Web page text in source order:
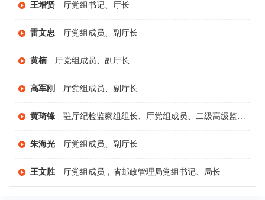
王增贤 厅党组书记、厅长
雷文忠 厅党组成员、副厅长
黄楠 厅党组成员、副厅长
高军刚 厅党组成员、副厅长
黄琦锋 驻厅纪检监察组组长、厅党组成员、二级高级监察官
朱海光 厅党组成员、副厅长
王文胜 厅党组成员，省邮政管理局党组书记、局长